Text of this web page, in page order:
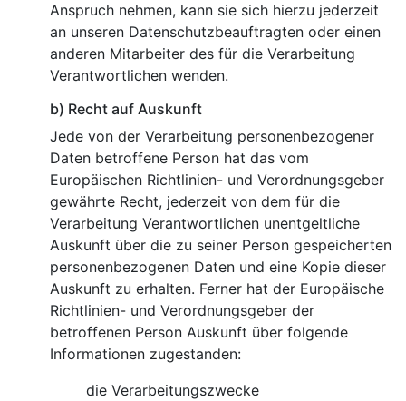
Anspruch nehmen, kann sie sich hierzu jederzeit
an unseren Datenschutzbeauftragten oder einen
anderen Mitarbeiter des für die Verarbeitung
Verantwortlichen wenden.
b) Recht auf Auskunft
Jede von der Verarbeitung personenbezogener
Daten betroffene Person hat das vom
Europäischen Richtlinien- und Verordnungsgeber
gewährte Recht, jederzeit von dem für die
Verarbeitung Verantwortlichen unentgeltliche
Auskunft über die zu seiner Person gespeicherten
personenbezogenen Daten und eine Kopie dieser
Auskunft zu erhalten. Ferner hat der Europäische
Richtlinien- und Verordnungsgeber der
betroffenen Person Auskunft über folgende
Informationen zugestanden:
die Verarbeitungszwecke